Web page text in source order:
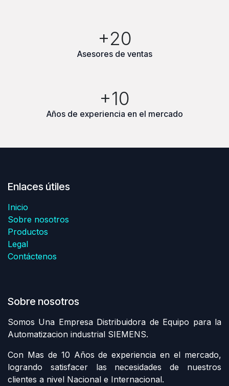
+20
Asesores de ventas
+10
Años de experiencia en el mercado
Enlaces útiles
Inicio
Sobre nosotros
Productos
Legal
Contáctenos
Sobre nosotros
Somos Una Empresa Distribuidora de Equipo para la
Automatizacion industrial SIEMENS.
Con Mas de 10 Años de experiencia en el mercado,
logrando satisfacer las necesidades de nuestros
clientes a nivel Nacional e Internacional.